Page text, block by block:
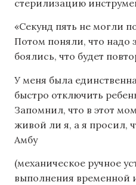
стерилизацию
«Секунд пять не могли
Потом поняли, что надо
боялись, что будет
У меня была
быстро отключить
Запомнил, что в этот
живой ли я, а я просил,
Амбу
(механическое ручное
выполнения временной